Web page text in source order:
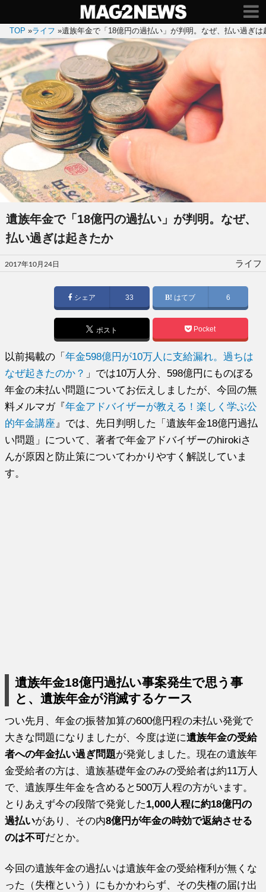
TOP »ライフ »遺族年金で「18億円の過払い」が判明。なぜ、払い過ぎは
遺族年金で「18億円の過払い」が判明。なぜ、
払い過ぎは起きたか
投
稿
2017年10月24日 ライフ
シェア 33 はてブ 6
ポスト Pocket
以前掲載の「年金598億円が10万人に支給漏れ。過ちは
なぜ起きたのか？ 」では10万人分、598億円にものぼる
年金の未払い問題についてお伝えしましたが、今回の無
料メルマガ『年金アドバイザーが教える！楽しく学ぶ公
的年金講座 』では、先日判明した「遺族年金18億円過払
い問題」について、著者で年金アドバイザーのhirokiさ
んが原因と防止策についてわかりやすく解説していま
す。
遺族年金18億円過払い事案発生で思う事
と、遺族年金が消滅するケース
つい先月、年金の振替加算の600億円程の未払い発覚で
大きな問題になりましたが、今度は逆に遺族年金の受給
者への年金払い過ぎ問題が発覚しました。現在の遺族年
金受給者の方は、遺族基礎年金のみの受給者は約11万人
で、遺族厚生年金を含めると500万人程の方がいます。
とりあえず今の段階で発覚した1,000人程に約18億円の
過払いがあり、その内8億円が年金の時効で返納させる
のは不可だとか。
今回の遺族年金の過払いは遺族年金の受給権利が無くな
った（失権という）にもかかわらず、その失権の届け出